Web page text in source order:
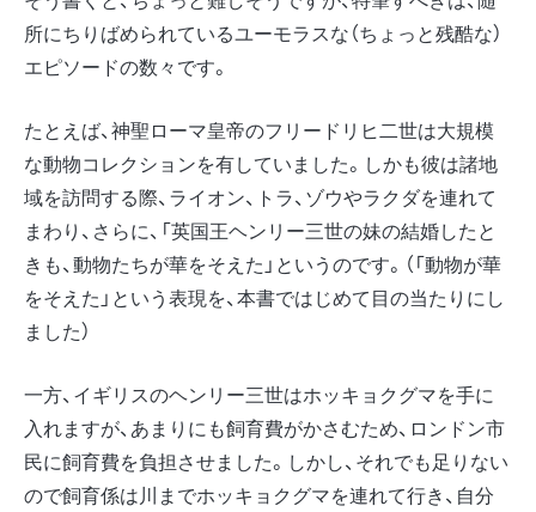
所にちりばめられているユーモラスな（ちょっと残酷な）
エピソードの数々です。
たとえば、神聖ローマ皇帝のフリードリヒ二世は大規模
な動物コレクションを有していました。しかも彼は諸地
域を訪問する際、ライオン、トラ、ゾウやラクダを連れて
まわり、さらに、「英国王ヘンリー三世の妹の結婚したと
きも、動物たちが華をそえた」というのです。（「動物が華
をそえた」という表現を、本書ではじめて目の当たりにし
ました）
一方、イギリスのヘンリー三世はホッキョクグマを手に
入れますが、あまりにも飼育費がかさむため、ロンドン市
民に飼育費を負担させました。しかし、それでも足りない
ので飼育係は川までホッキョクグマを連れて行き、自分